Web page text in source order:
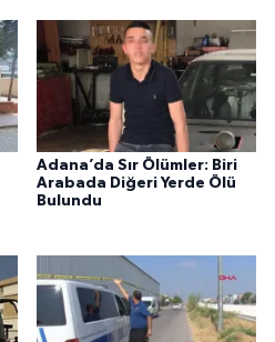
Adana’da Sır Ölümler: Biri
Arabada Diğeri Yerde Ölü
Bulundu